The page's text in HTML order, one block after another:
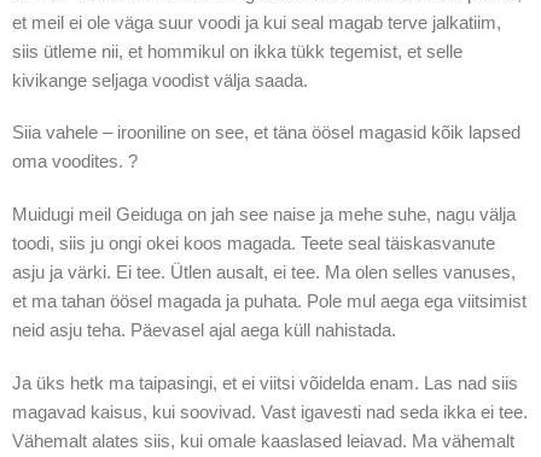
et meil ei ole väga suur voodi ja kui seal magab terve jalkatiim,
siis ütleme nii, et hommikul on ikka tükk tegemist, et selle
kivikange seljaga voodist välja saada.
Siia vahele – irooniline on see, et täna öösel magasid kõik lapsed
oma voodites. ?
Muidugi meil Geiduga on jah see naise ja mehe suhe, nagu välja
toodi, siis ju ongi okei koos magada. Teete seal täiskasvanute
asju ja värki. Ei tee. Ütlen ausalt, ei tee. Ma olen selles vanuses,
et ma tahan öösel magada ja puhata. Pole mul aega ega viitsimist
neid asju teha. Päevasel ajal aega küll nahistada.
Ja üks hetk ma taipasingi, et ei viitsi võidelda enam. Las nad siis
magavad kaisus, kui soovivad. Vast igavesti nad seda ikka ei tee.
Vähemalt alates siis, kui omale kaaslased leiavad. Ma vähemalt